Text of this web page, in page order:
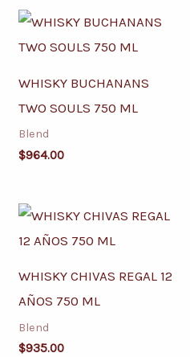
WHISKY BUCHANANS
TWO SOULS 750 ML
Blend
$964.00
WHISKY CHIVAS REGAL 12
AÑOS 750 ML
Blend
$935.00